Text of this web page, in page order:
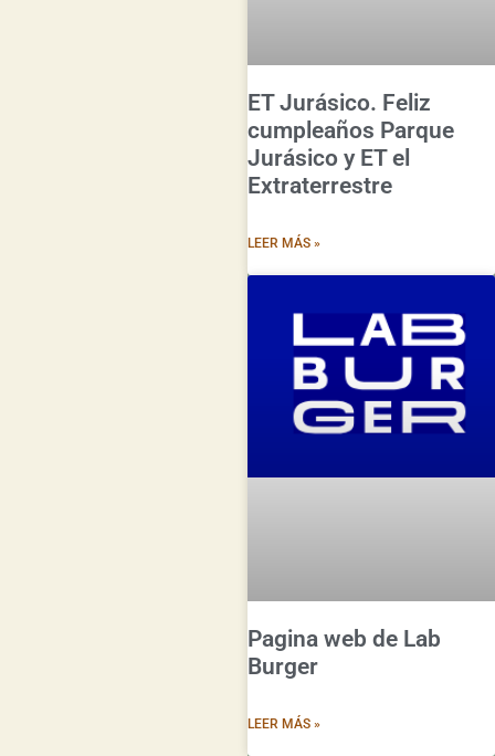
ET Jurásico. Feliz
cumpleaños Parque
Jurásico y ET el
Extraterrestre
LEER MÁS »
Pagina web de Lab
Burger
LEER MÁS »